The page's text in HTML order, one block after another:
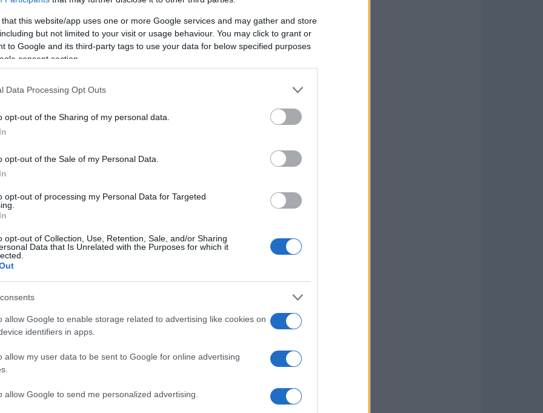
that this website/app uses one or more Google services and may gather and store
but not limited to your visit or usage behaviour. You may click to grant or
to Google and its third-party tags to use your data for below specified purposes
consent section.
Data Processing Opt Outs
opt-out of the Sharing of my personal data.
opt-out of the Sale of my Personal Data.
opt-out of processing my Personal Data for Targeted
opt-out of Collection, Use, Retention, Sale, and/or Sharing
Data that Is Unrelated with the Purposes for which it
allow Google to enable storage related to advertising like cookies on
identifiers in apps.
allow my user data to be sent to Google for online advertising
allow Google to send me personalized advertising.
parezca sacado de un cuento de hadas?
Beach
el noreste de Koh Phangan, esta playa es
y serenidad. Alejada del bullicio
del ritmo frenético de la vida
a Bottle Beach no es tan sencillo como
desde el momento en que decides
en barco desde
Chaloklum
o, si eres de
por la jungla. Este último método no
que también te permite sumergirte en la
La sensación de aislamiento al llegar es